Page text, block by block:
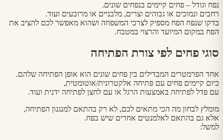
נפח וגודל – פחים קיימים בנפחים שונים.
רחבים ונמוכים או גבוהים וצרים, מלבניים או מרובעים ועוד.
בדקו שנפח הפח מספיק לצרכי המשפחה ושהוא מאפשר לכם להציב את
הפח במקום המיועד והרצוי במטבח.
סוגי פחים לפי צורת הפתיחה
אחד הפרמטרים המבדילים בין פחים שונים הוא אופן הפתיחה שלהם.
כיום קיימים פחים עם פתיחה אלקטרונית/אוטומטית,
עם פדל לפתיחה באמצעות הרגל או עם לחצן לפתיחה ידנית ועוד.
מומלץ לבחון מה הכי מתאים לכם, לא רק בהתאם למנגנון הפתיחה,
אלא גם בהתאם לאלמנטים אחרים שיש בפח.
למשל: